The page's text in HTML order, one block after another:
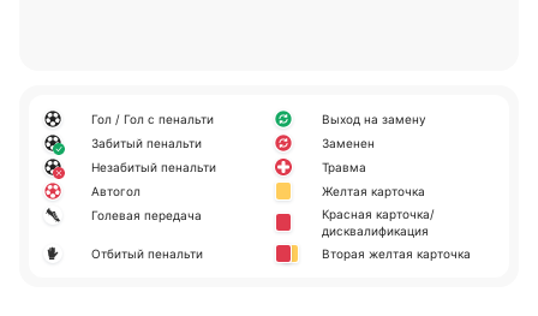
Гол / Гол с пенальти
Забитый пенальти
Незабитый пенальти
Автогол
Голевая передача
Отбитый пенальти
Выход на замену
Заменен
Травма
Желтая карточка
Красная карточка/
дисквалификация
Вторая желтая карточка